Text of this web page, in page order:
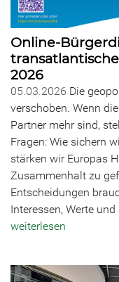
Online-
2026
05.03.2026 Die
verschoben. Wenn
Partner mehr sind,
Fragen: Wie sichern
stärken wir Europas
Zusammenhalt zu
Entscheidungen
Interessen, Werte
weiterlesen